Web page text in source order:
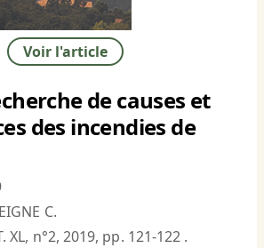
Voir l'article
de causes et
des incendies de
C.
XL, n°2, 2019, pp. 121-122 .